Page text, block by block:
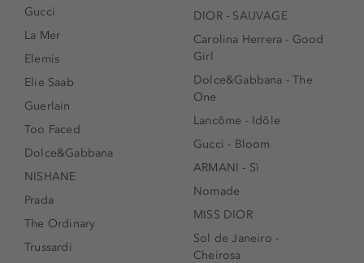
Gucci
La Mer
Elemis
Elie Saab
Guerlain
Too Faced
Dolce&Gabbana
NISHANE
Prada
The Ordinary
Trussardi
DIOR - SAUVAGE
Carolina Herrera - Good
Girl
Dolce&Gabbana - The
One
Lancôme - Idôle
Gucci - Bloom
ARMANI - Sì
Nomade
MISS DIOR
Sol de Janeiro -
Cheirosa